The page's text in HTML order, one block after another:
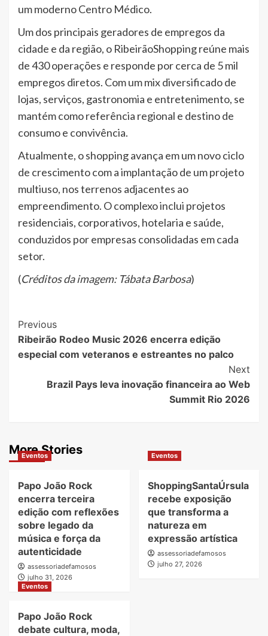
um moderno Centro Médico.
Um dos principais geradores de empregos da
cidade e da região, o RibeirãoShopping reúne mais
de 430 operações e responde por cerca de 5 mil
empregos diretos. Com um mix diversificado de
lojas, serviços, gastronomia e entretenimento, se
mantém como referência regional e destino de
consumo e convivência.
Atualmente, o shopping avança em um novo ciclo
de crescimento com a implantação de um projeto
multiuso, nos terrenos adjacentes ao
empreendimento. O complexo inclui projetos
residenciais, corporativos, hotelaria e saúde,
conduzidos por empresas consolidadas em cada
setor.
(Créditos da imagem: Tábata Barbosa)
Post
Navigation
Previous
Ribeirão Rodeo Music 2026 encerra edição
especial com veteranos e estreantes no palco
Next
Brazil Pays leva inovação financeira ao Web
Summit Rio 2026
More Stories
Eventos
Papo João Rock
encerra terceira
edição com reflexões
sobre legado da
música e força da
autenticidade
assessoriadefamosos
julho 31, 2026
Eventos
ShoppingSantaÚrsula
recebe exposição
que transforma a
natureza em
expressão artística
assessoriadefamosos
julho 27, 2026
Eventos
Papo João Rock
debate cultura, moda,